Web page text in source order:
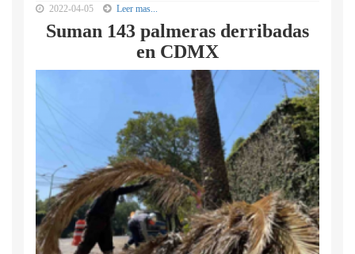
2022-04-05 Leer mas...
Suman 143 palmeras derribadas
en CDMX